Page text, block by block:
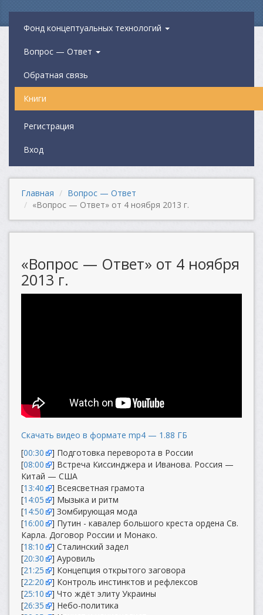
Фонд концептуальных технологий
Вопрос — Ответ
Обратная связь
Книги
Регистрация
Вход
Главная
Вопрос — Ответ
«Вопрос — Ответ» от 4 ноября 2013 г.
«Вопрос — Ответ» от 4 ноября
2013 г.
Скачать видео в формате mp4 — 1.88 ГБ
[00:30
] Подготовка переворота в России
[08:00
] Встреча Киссинджера и Иванова. Россия —
Китай — США
[13:40
] Всеясветная грамота
[14:05
] Мызыка и ритм
[14:50
] Зомбирующая мода
[16:00
] Путин - кавалер большого креста ордена Св.
Карла. Договор России и Монако.
[18:10
] Сталинский задел
[20:30
] Ауровиль
[21:25
] Концепция открытого заговора
[22:20
] Контроль инстинктов и рефлексов
[25:10
] Что ждёт элиту Украины
[26:35
] Небо-политика